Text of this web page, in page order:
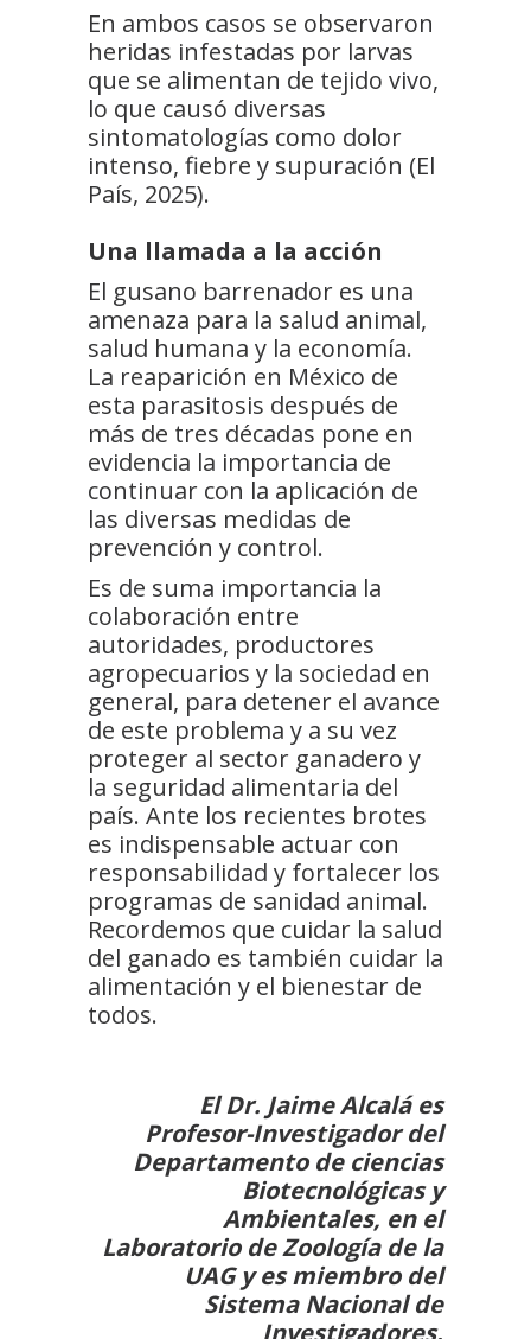
En ambos casos se observaron
heridas infestadas por larvas
que se alimentan de tejido vivo,
lo que causó diversas
sintomatologías como dolor
intenso, fiebre y supuración (El
País, 2025).
Una llamada a la acción
El gusano barrenador es una
amenaza para la salud animal,
salud humana y la economía.
La reaparición en México de
esta parasitosis después de
más de tres décadas pone en
evidencia la importancia de
continuar con la aplicación de
las diversas medidas de
prevención y control.
Es de suma importancia la
colaboración entre
autoridades, productores
agropecuarios y la sociedad en
general, para detener el avance
de este problema y a su vez
proteger al sector ganadero y
la seguridad alimentaria del
país. Ante los recientes brotes
es indispensable actuar con
responsabilidad y fortalecer los
programas de sanidad animal.
Recordemos que cuidar la salud
del ganado es también cuidar la
alimentación y el bienestar de
todos.
El Dr. Jaime Alcalá es
Profesor-Investigador del
Departamento de ciencias
Biotecnológicas y
Ambientales, en el
Laboratorio de Zoología de la
UAG y es miembro del
Sistema Nacional de
Investigadores.